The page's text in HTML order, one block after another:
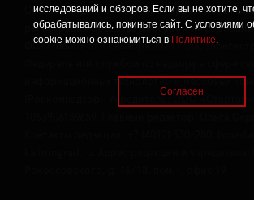
исследований и обзоров. Если вы не хотите,
обрабатывались, покиньте сайт. С условиями
cookie можно ознакомиться в Политике.
Согласен
Сетевое издание «Твой Бро», реестровая
регистрации средства массовой
ФС77-86309 от 17 ноября 2023 года,